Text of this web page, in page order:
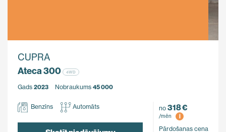
CUPRA
Ateca 300
4WD
Gads 2023 Nobraukums 45 000
Benzīns Automāts no 318 €
/mēn
i
Pārdošanas cena